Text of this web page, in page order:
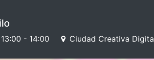
13:00 - 14:00 Ciudad Creativa